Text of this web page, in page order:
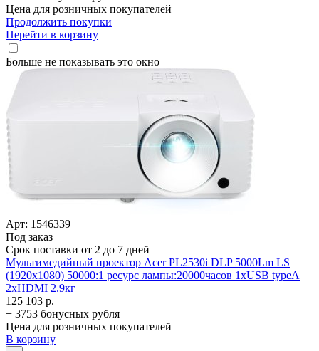
Цена для розничных покупателей
Продолжить покупки
Перейти в корзину
Больше не показывать это окно
Арт: 1546339
Под заказ
Срок поставки от 2 до 7 дней
Мультимедийный проектор Acer PL2530i DLP 5000Lm LS
(1920x1080) 50000:1 ресурс лампы:20000часов 1xUSB typeA
2xHDMI 2.9кг
125 103 р.
+ 3753 бонусных рубля
Цена для розничных покупателей
В корзину